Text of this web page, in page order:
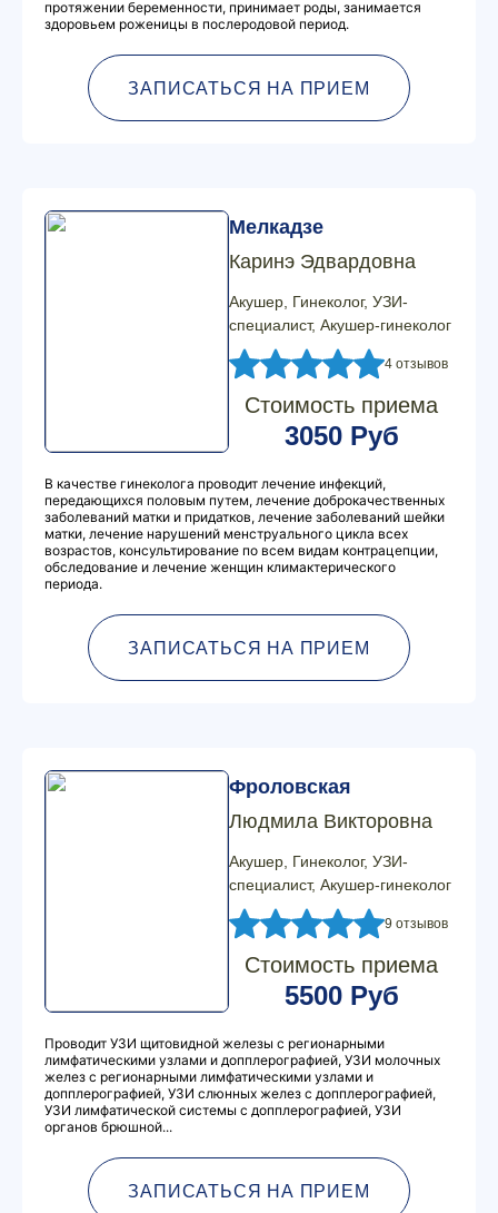
протяжении беременности, принимает роды, занимается
здоровьем роженицы в послеродовой период.
ЗАПИСАТЬСЯ НА ПРИЕМ
Мелкадзе
Каринэ Эдвардовна
Акушер, Гинеколог, УЗИ-
специалист, Акушер-гинеколог
4 отзывов
Стоимость приема
3050 Руб
В качестве гинеколога проводит лечение инфекций,
передающихся половым путем, лечение доброкачественных
заболеваний матки и придатков, лечение заболеваний шейки
матки, лечение нарушений менструального цикла всех
возрастов, консультирование по всем видам контрацепции,
обследование и лечение женщин климактерического
периода.
ЗАПИСАТЬСЯ НА ПРИЕМ
Фроловская
Людмила Викторовна
Акушер, Гинеколог, УЗИ-
специалист, Акушер-гинеколог
9 отзывов
Стоимость приема
5500 Руб
Проводит УЗИ щитовидной железы с регионарными
лимфатическими узлами и допплерографией, УЗИ молочных
желез с регионарными лимфатическими узлами и
допплерографией, УЗИ слюнных желез с допплерографией,
УЗИ лимфатической системы с допплерографией, УЗИ
органов брюшной...
ЗАПИСАТЬСЯ НА ПРИЕМ